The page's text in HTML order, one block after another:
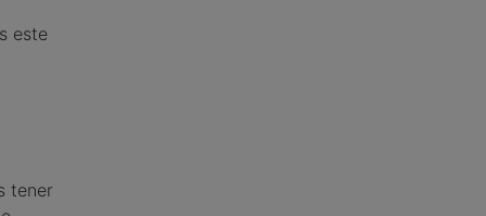
este
tener